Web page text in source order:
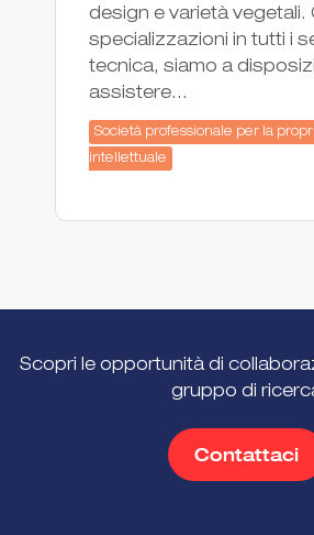
design e varietà vegetali.
specializzazioni in tutti i
tecnica, siamo a
assistere...
Società professionale per la
intellettuale
Scopri le opportunità di
gruppo di
Contattaci